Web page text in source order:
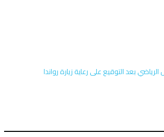
بعد التوقيع على رعاية زيارة رواندا